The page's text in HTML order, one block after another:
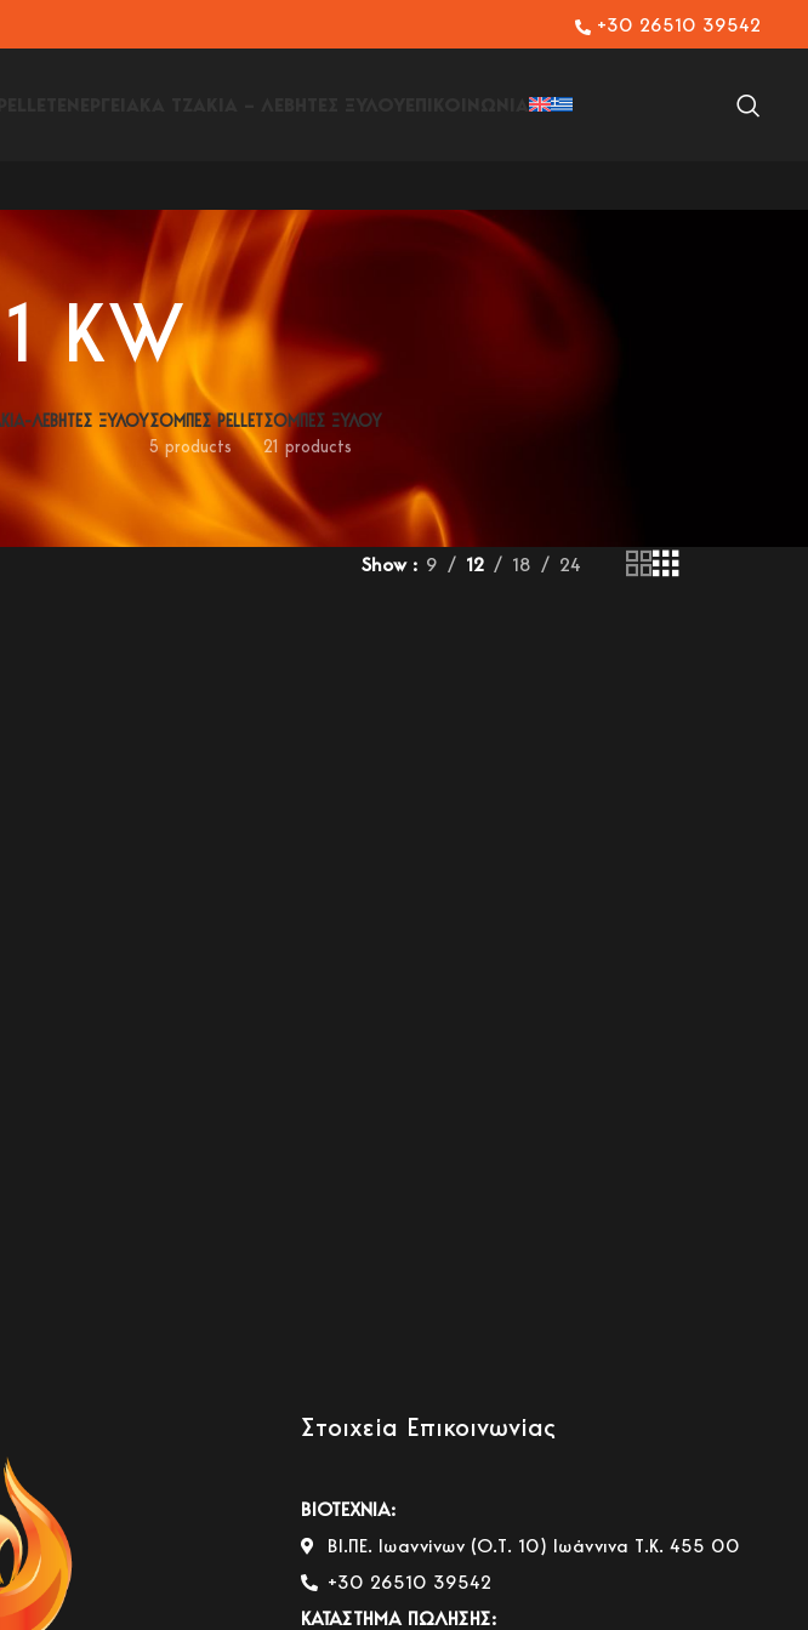
+30 26510 39542
ΕΠΙΚΟΙΝΩΝΙΑ
KW
ΛΕΒΗΤΕΣ ΞΥΛΟΥΣΟΜΠΕΣ PELLET
5 products
ΣΟΜΠΕΣ ΞΥΛΟΥ
21 products
Show 9 12 18 24
Στοιχεία Επικοινωνίας
ΒΙΟΤΕΧΝΙΑ:
ΒΙ.ΠΕ. Ιωαννίνων (Ο.Τ. 10) Ιωάννινα Τ.Κ. 455 00
+30 26510 39542
ΚΑΤΑΣΤΗΜΑ ΠΩΛΗΣΗΣ: